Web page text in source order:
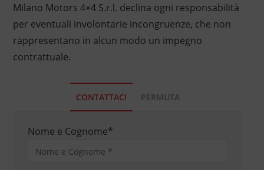
Milano Motors 4×4 S.r.l. declina ogni responsabilità
per eventuali involontarie incongruenze, che non
rappresentano in alcun modo un impegno
contrattuale.
CONTATTACI PERMUTA
Nome e Cognome*